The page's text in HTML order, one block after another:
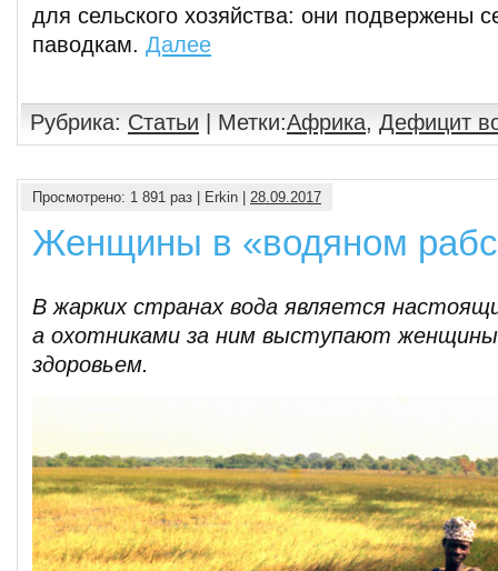
для сельского хозяйства: они подвержены
паводкам. Далее
Рубрика: Статьи | Метки:Африка, Дефицит
Просмотрено: 1 891 раз | Erkin | 28.09.2017
Женщины в «водяном
В жарких странах вода является
а охотниками за ним выступают
здоровьем.